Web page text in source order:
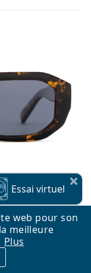
web pour son
meilleure
Plus
Essai virtuel